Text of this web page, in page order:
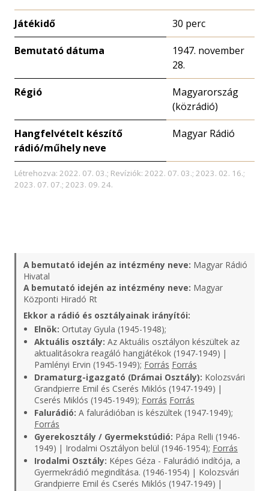
Játékidő 30 perc
Bemutató dátuma
1947. november
28.
Régió
Magyarország
(közrádió)
Hangfelvételt készítő
rádió/műhely neve
Magyar Rádió
Létrehozva: 2022. 07. 03.; Revíziók: 2022. 07. 03.; 2023. 02. 16.;
2023. 07. 07.; 2023. 09. 24.
A bemutató idején az intézmény neve: Magyar Rádió
Hivatal
A bemutató idején az intézmény neve: Magyar
Központi Hiradó Rt
Ekkor a rádió és osztályainak irányítói:
Elnök: Ortutay Gyula (1945-1948);
Aktuális osztály: Az Aktuális osztályon készültek az
aktualitásokra reagáló hangjátékok (1947-1949) |
Pamlényi Ervin (1945-1949); Forrás Forrás
Dramaturg-igazgató (Drámai Osztály): Kolozsvári
Grandpierre Emil és Cserés Miklós (1947-1949) |
Cserés Miklós (1945-1949); Forrás Forrás
Falurádió: A falurádióban is készültek (1947-1949);
Forrás
Gyerekosztály / Gyermekstúdió: Pápa Relli (1946-
1949) | Irodalmi Osztályon belül (1946-1954); Forrás
Irodalmi Osztály: Képes Géza - Falurádió indítója, a
Gyermekrádió megindítása. (1946-1954) | Kolozsvári
Grandpierre Emil és Cserés Miklós (1947-1949) |